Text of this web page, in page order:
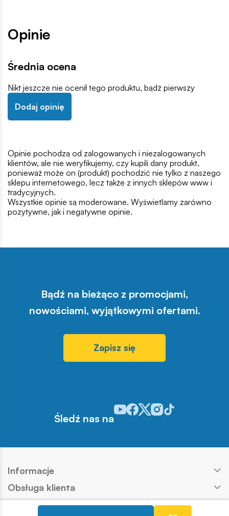
Opinie
Średnia ocena
Nikt jeszcze nie ocenił tego produktu, bądź pierwszy
Dodaj opinię
Opinie pochodzą od zalogowanych i niezalogowanych
klientów, ale nie weryfikujemy, czy kupili dany produkt,
ponieważ może on (produkt) pochodzić nie tylko z naszego
sklepu internetowego, lecz także z innych sklepów www i
tradycyjnych.
Wszystkie opinie są moderowane. Wyświetlamy zarówno
pozytywne, jak i negatywne opinie.
Bądź na bieżąco z promocjami,
nowościami, wyjątkowymi ofertami.
Zapisz się
Śledź nas na
Odwiedź nasz profil w serwisie
Odwiedź nasz profil w
Odwiedź nasz profil w
Odwiedź nasz profil w
Odwiedź nasz
Informacje
Obsługa klienta
Produkty